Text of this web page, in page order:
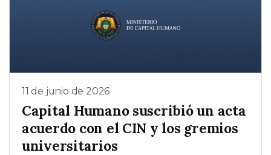
11 de junio de 2026
Capital Humano suscribió un acta
acuerdo con el CIN y los gremios
universitarios